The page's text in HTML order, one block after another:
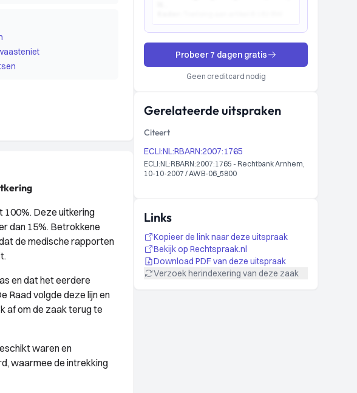
100%. Deze uitkering
dan 15%. Betrokkene
de medische rapporten
en dat het eerdere
Raad volgde deze lijn en
af om de zaak terug te
waren en
waarmee de intrekking
Probeer 7 dagen gratis
Geen creditcard nodig
Gerelateerde uitspraken
Citeert
ECLI:NL:RBARN:2007:1765
ECLI:NL:RBARN:2007:1765 - Rechtbank Arnhem,
10-10-2007 / AWB-06_5800
Links
Kopieer de link naar deze uitspraak
Bekijk op Rechtspraak.nl
Download PDF van deze uitspraak
Verzoek herindexering van deze zaak